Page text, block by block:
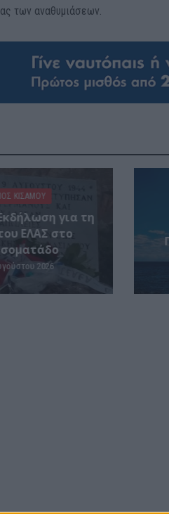
των αναθυμιάσεων.
ΚΙΣΆΜΟΥ
για τη
ΕΛΑΣ στο
2026